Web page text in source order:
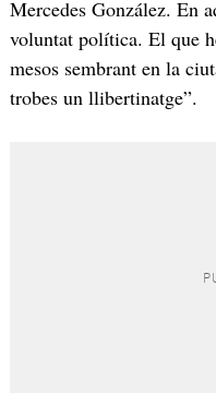
Mercedes González. En
voluntat política. El que
mesos sembrant en la
trobes un llibertinatge”.